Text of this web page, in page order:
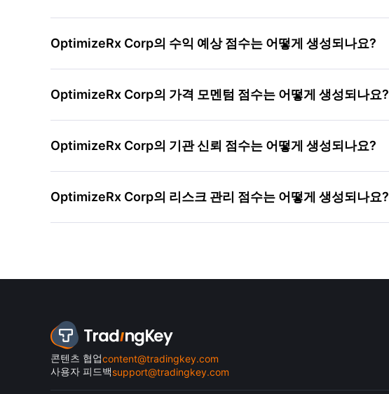
OptimizeRx Corp의 수익 예상 점수는 어떻게 생성되나요?
OptimizeRx Corp의 가격 모멘텀 점수는 어떻게 생성되나요?
OptimizeRx Corp의 기관 신뢰 점수는 어떻게 생성되나요?
OptimizeRx Corp의 리스크 관리 점수는 어떻게 생성되나요?
콘텐츠 협업content@tradingkey.com
사용자 피드백support@tradingkey.com